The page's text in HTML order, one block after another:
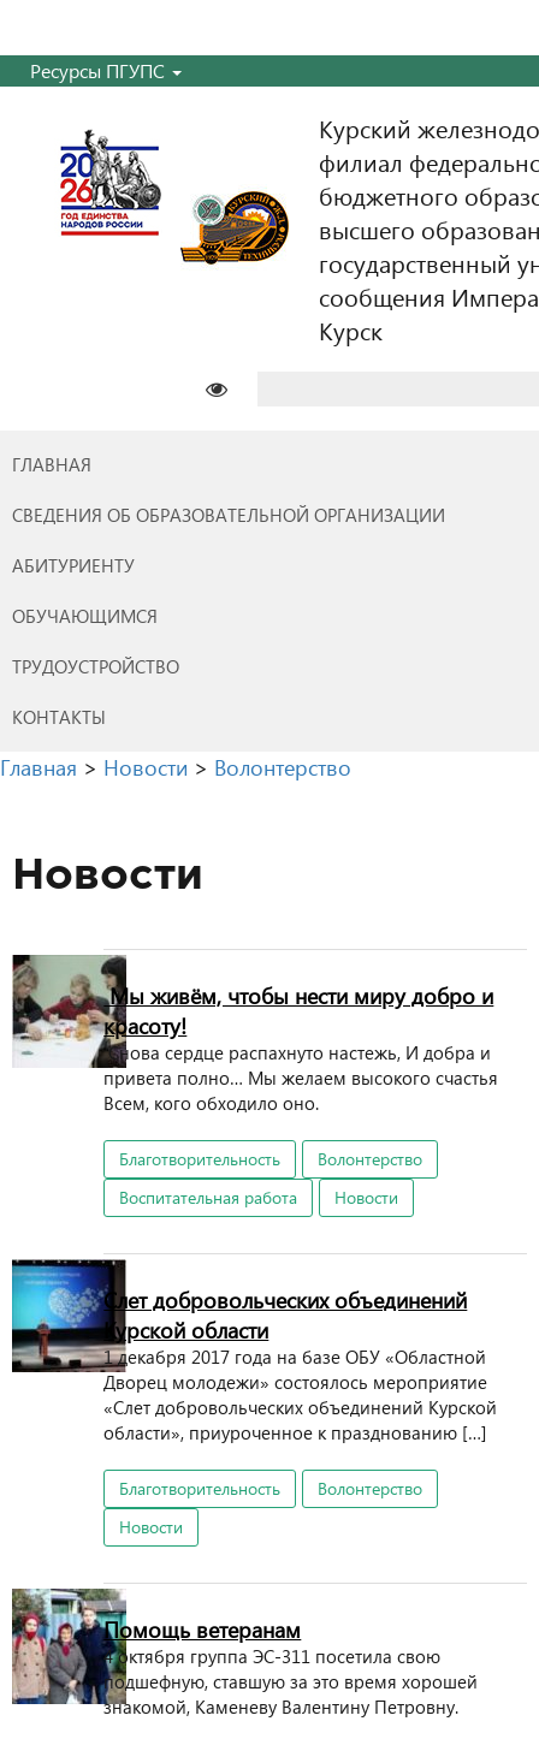
Ресурсы ПГУПС
Курский
филиал
бюджетного
высшего
государственный
сообщения
Курск
ГЛАВНАЯ
СВЕДЕНИЯ ОБ ОБРАЗОВАТЕЛЬНОЙ ОРГАНИЗАЦИИ
АБИТУРИЕНТУ
ОБУЧАЮЩИМСЯ
ТРУДОУСТРОЙСТВО
КОНТАКТЫ
Главная > Новости > Волонтерство
Новости
Мы живём, чтобы нести миру добро и
красоту!
Снова сердце распахнуто настежь, И добра и
привета полно… Мы желаем высокого счастья
Всем, кого обходило оно.
Благотворительность
Волонтерство
Воспитательная работа
Новости
Слет добровольческих объединений
Курской области
1 декабря 2017 года на базе ОБУ «Областной
Дворец молодежи» состоялось мероприятие
«Слет добровольческих объединений Курской
области», приуроченное к празднованию […]
Благотворительность
Волонтерство
Новости
Помощь ветеранам
4 октября группа ЭС-311 посетила свою
подшефную, ставшую за это время хорошей
знакомой, Каменеву Валентину Петровну.